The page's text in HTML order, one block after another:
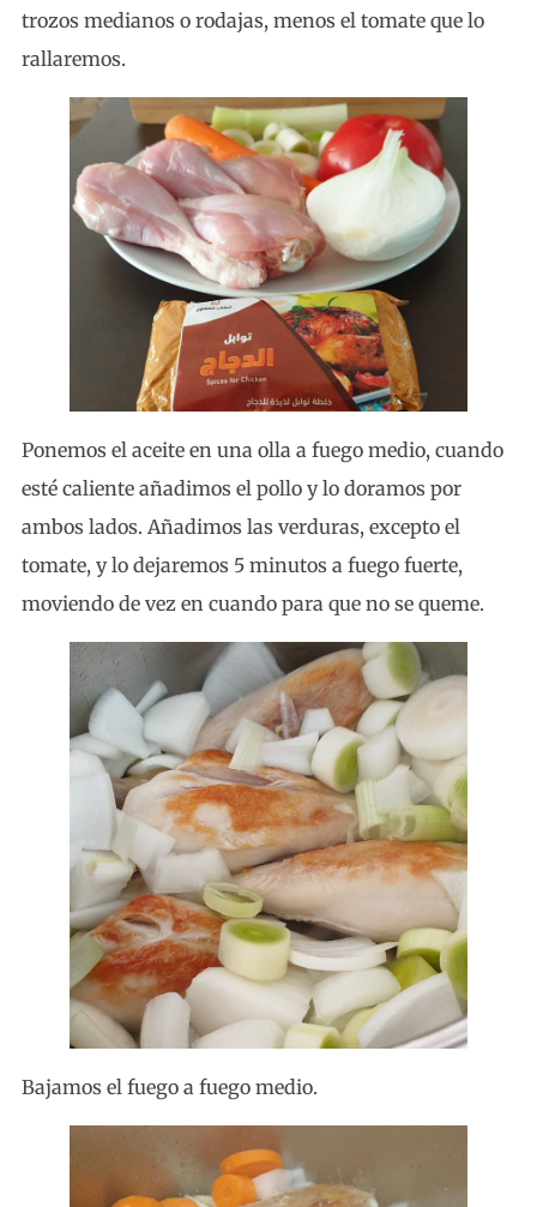
trozos medianos o rodajas, menos el tomate que lo
rallaremos.
Ponemos el aceite en una olla a fuego medio, cuando
esté caliente añadimos el pollo y lo doramos por
ambos lados. Añadimos las verduras, excepto el
tomate, y lo dejaremos 5 minutos a fuego fuerte,
moviendo de vez en cuando para que no se queme.
Bajamos el fuego a fuego medio.